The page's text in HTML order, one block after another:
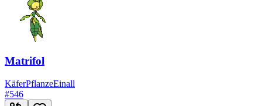
Matrifol
KäferPflanzeEinall
#546